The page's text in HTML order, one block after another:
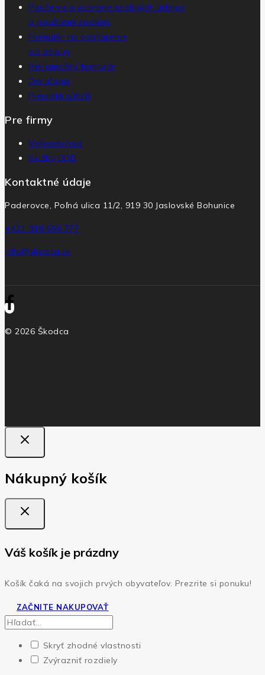
Poučenie o ochrane osobných údajov
a používaní cookies
Formulár na odstúpenie
od zmluvy
Reklamačný formulár
Doručenie
Pravidlá súťaží
Pre firmy
Veľkoobchod
Služby DDD
Kontaktné údaje
Paderovce, Poľná ulica 11/2, 919 30 Jaslovské Bohunice
+421 918 666 777
info@skodca.sk
© 2026 Škodca
Nákupný košík
Váš košík je prázdny
Košík čaká na svojich prvých obyvateľov. Prezrite si ponuku!
ZAČNITE NAKUPOVAŤ
Skryť zhodné vlastnosti
Zvýrazniť rozdiely